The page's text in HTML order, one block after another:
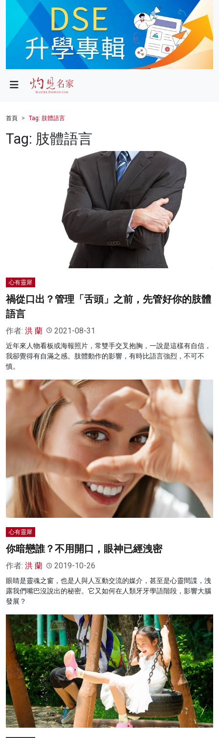
政局
財經
首頁 Tag: 肢體語言
Tag: 肢體語言
心有靈犀
禍從口出？管理「舌頭」之前，先管好你的肢體
語言
作者: 洪 蘭 2021-08-31
近年來人物看板或海報照片，常雙手交叉抱胸，一說是這樣有自信，
我卻覺得有自滿之感。肢體動作的影響，有時比語言強烈，不可不
慎。
心有靈犀
你暗戀誰？不用開口，眼神已經洩密
作者: 洪 蘭 2019-10-26
眼睛是靈魂之窗，也是人與人互動交流的媒介，甚至是心靈間諜，洩
露我們嘴巴沒說出的秘密。它又如何在人類牙牙學語階段，影響大腦
發展？